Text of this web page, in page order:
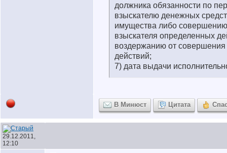
должника обязанности по
взыскателю денежных
имущества либо совершению
взыскателя определенных
воздержанию от
действий;
7) дата выдачи
В Минюст Цитата
29.12.2011,
12:10